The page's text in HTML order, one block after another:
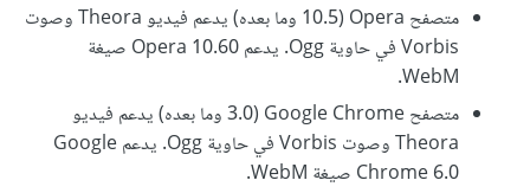
متصفح Opera ‏(10.5 وما بعده) يدعم فيديو Theora وصوت
Vorbis في حاوية Ogg. يدعم Opera 10.60 صيغة
WebM.
متصفح Google Chrome ‏(3.0 وما بعده) يدعم فيديو
Theora وصوت Vorbis في حاوية Ogg. يدعم Google
Chrome 6.0 صيغة WebM.